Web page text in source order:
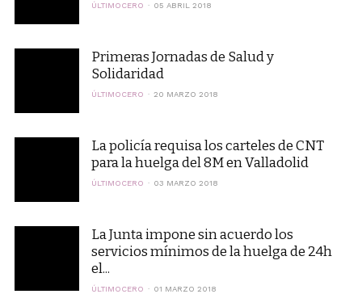
ÚLTIMOCERO 05 ABRIL 2018
Primeras Jornadas de Salud y
Solidaridad
ÚLTIMOCERO 20 MARZO 2018
La policía requisa los carteles de CNT
para la huelga del 8M en Valladolid
ÚLTIMOCERO 03 MARZO 2018
La Junta impone sin acuerdo los
servicios mínimos de la huelga de 24h
el...
ÚLTIMOCERO 01 MARZO 2018